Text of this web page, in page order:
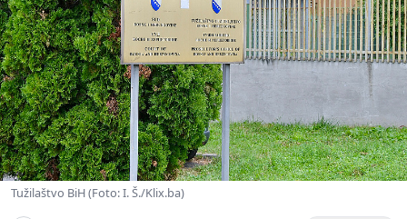
Tužilaštvo BiH (Foto: I. Š./Klix.ba)